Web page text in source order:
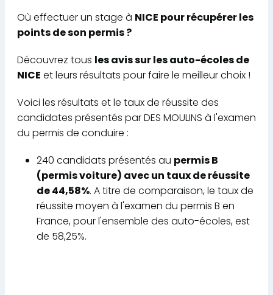
Où effectuer un stage à NICE pour récupérer les
points de son permis ?
Découvrez tous les avis sur les auto-écoles de
NICE et leurs résultats pour faire le meilleur choix !
Voici les résultats et le taux de réussite des
candidates présentés par DES MOULINS à l'examen
du permis de conduire :
240 candidats présentés au permis B
(permis voiture) avec un taux de réussite
de 44,58%. A titre de comparaison, le taux de
réussite moyen à l'examen du permis B en
France, pour l'ensemble des auto-écoles, est
de 58,25%.